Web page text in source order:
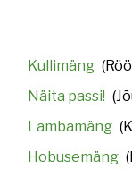
Kullimäng
Näita passi!
Lambamäng
Hobusemäng